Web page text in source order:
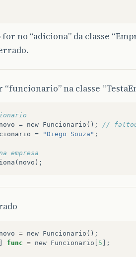
for no “adiciona” da classe
na classe
novo = new Funcionario ();
// faltou
= "Diego Souza" ;
empresa
( novo );
novo = new Funcionario ();
func = new Funcionario 5 ];